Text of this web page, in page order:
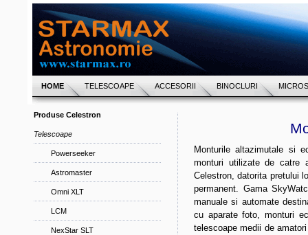
HOME TELESCOAPE ACCESORII BINOCLURI
Produse Celestron
Telescoape
Powerseeker
Astromaster
Omni XLT
LCM
NexStar SLT
Monturile altazimutale si
monturi utilizate de catre
Celestron, datorita pretului
permanent. Gama
manuale si automate
cu aparate foto, monturi
telescoape medii de